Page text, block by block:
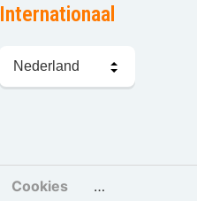
Internationaal
kiezen
Cookies Cookies